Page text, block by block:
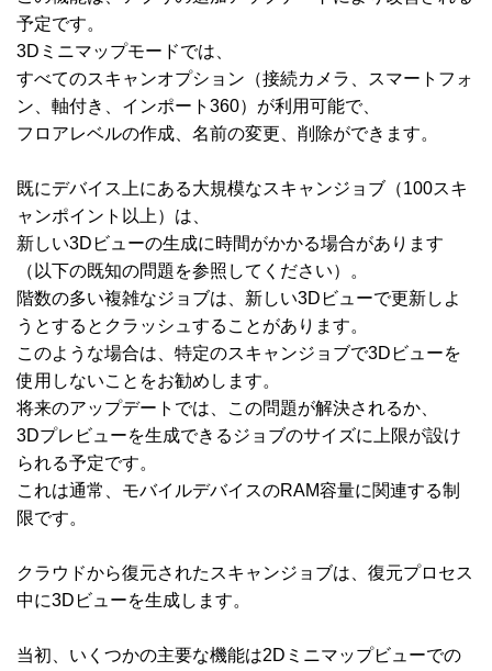
予定です。
3Dミニマップモードでは、
すべてのスキャンオプション（接続カメラ、スマートフォ
ン、軸付き、インポート360）が利用可能で、
フロアレベルの作成、名前の変更、削除ができます。
既にデバイス上にある大規模なスキャンジョブ（100スキ
ャンポイント以上）は、
新しい3Dビューの生成に時間がかかる場合があります
（以下の既知の問題を参照してください）。
階数の多い複雑なジョブは、新しい3Dビューで更新しよ
うとするとクラッシュすることがあります。
このような場合は、特定のスキャンジョブで3Dビューを
使用しないことをお勧めします。
将来のアップデートでは、この問題が解決されるか、
3Dプレビューを生成できるジョブのサイズに上限が設け
られる予定です。
これは通常、モバイルデバイスのRAM容量に関連する制
限です。
クラウドから復元されたスキャンジョブは、復元プロセス
中に3Dビューを生成します。
当初、いくつかの主要な機能は2Dミニマップビューでの